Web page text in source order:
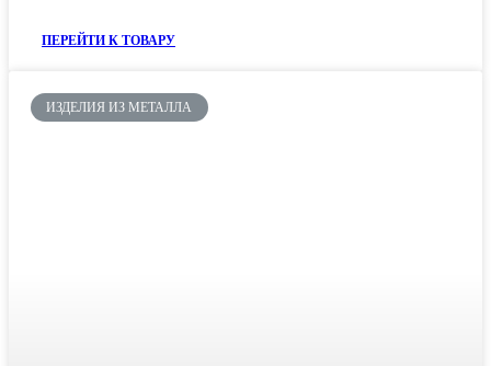
ПЕРЕЙТИ К ТОВАРУ
ИЗДЕЛИЯ ИЗ МЕТАЛЛА